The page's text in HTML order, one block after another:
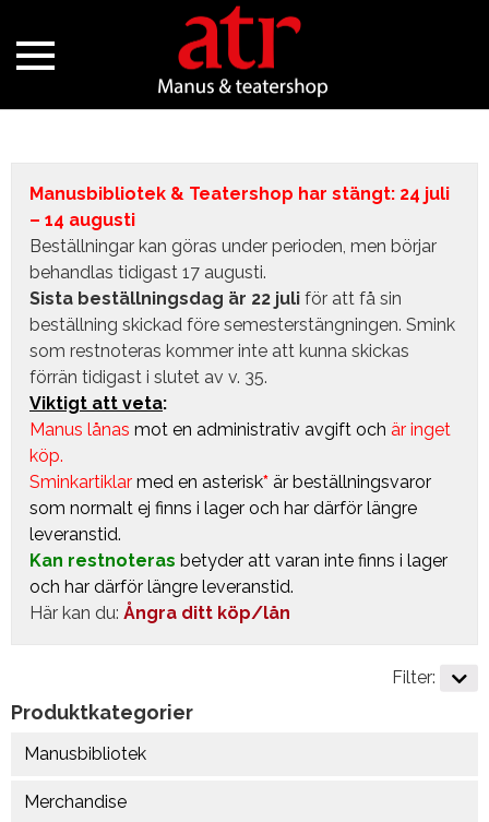
Manusbibliotek & Teatershop har stängt: 24 juli
– 14 augusti
Beställningar kan göras under perioden, men börjar
behandlas tidigast 17 augusti.
Sista beställningsdag är 22 juli för att få sin
beställning skickad före semesterstängningen. Smink
som restnoteras kommer inte att kunna skickas
förrän tidigast i slutet av v. 35.
Viktigt att veta:
Manus lånas mot en administrativ avgift och är inget
köp.
Sminkartiklar med en asterisk* är beställningsvaror
som normalt ej finns i lager och har därför längre
leveranstid.
Kan restnoteras betyder att varan inte finns i lager
och har därför längre leveranstid.
Här kan du: Ångra ditt köp/lån
Produktkategorier
Manusbibliotek
Merchandise
Filter: